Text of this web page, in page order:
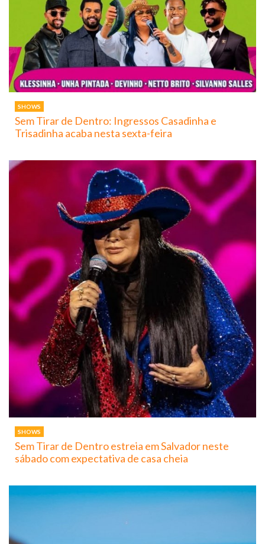
SHOWS
Sem Tirar de Dentro: Ingressos Casadinha e
Trisadinha acaba nesta sexta-feira
SHOWS
Sem Tirar de Dentro estreia em Salvador neste
sábado com expectativa de casa cheia